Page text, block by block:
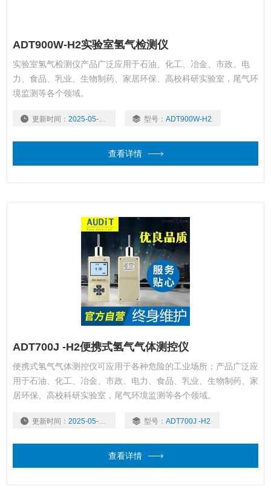
ADT900W-H2实验室氢气检测仪
实验室氢气检测仪产品广泛应用于石油、化工、冶金、市政、电
力、食品、乳业、生物制药、家居环保、高校科研实验室，尾气环
境监测等各个领域。
更新时间： 2025-05-07 型号： ADT900W-H2
查看详情
ADT700J -H2便携式氢气气体测控仪
便携式氢气气体测控仪可应用于各种危险的工业场所；产品广泛应
用于石油、化工、冶金、市政、电力、食品、乳业、生物制药、家
居环保、高校科研实验室，尾气环境监测等各个领域。
更新时间： 2025-05-07 型号： ADT700J -H2
查看详情